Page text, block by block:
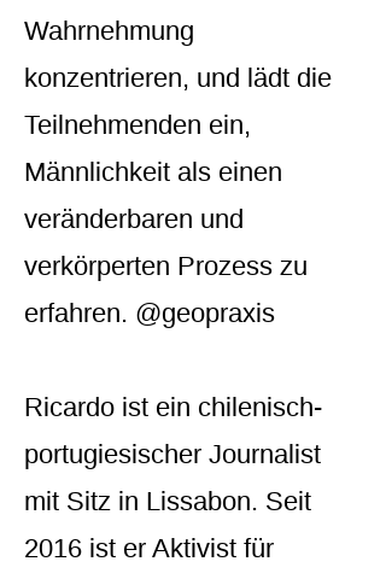
Wahrnehmung
konzentrieren, und lädt die
Teilnehmenden ein,
Männlichkeit als einen
veränderbaren und
verkörperten Prozess zu
erfahren. @geopraxis
Ricardo ist ein chilenisch-
portugiesischer Journalist
mit Sitz in Lissabon. Seit
2016 ist er Aktivist für